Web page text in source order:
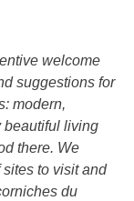
welcome
suggestions for
modern,
beautiful living
there. We
to visit and
du